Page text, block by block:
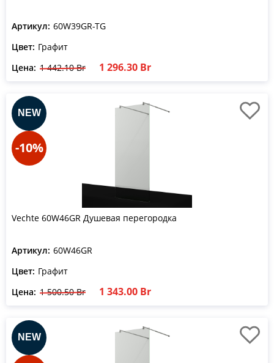
Артикул: 60W39GR-TG
Цвет: Графит
Цена: 1 442.10 Br 1 296.30 Br
-10%
Vechte 60W46GR Душевая перегородка
Артикул: 60W46GR
Цвет: Графит
Цена: 1 500.50 Br 1 343.00 Br